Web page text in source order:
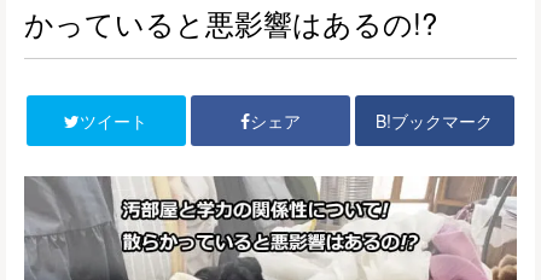
かっていると悪影響はあるの!?
ツイート シェア B!ブックマーク